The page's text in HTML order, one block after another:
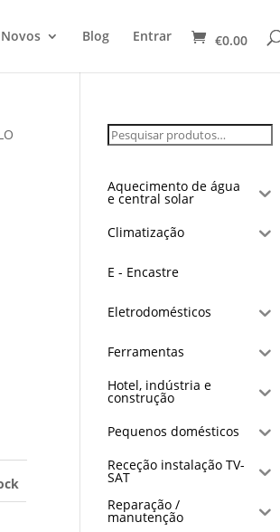
Blog Entrar €0.00
Aquecimento de água
e central solar
Climatização
E - Encastre
Eletrodomésticos
Ferramentas
Hotel, indústria e
construção
Pequenos domésticos
Receção instalação TV-
SAT
Reparação /
manutenção